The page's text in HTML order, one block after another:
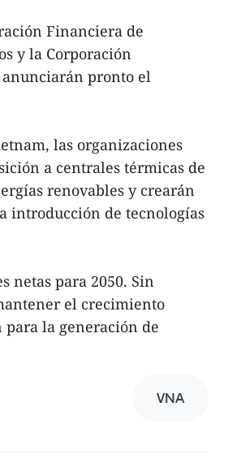
Financiera de
y la Corporación
anunciarán pronto el
las organizaciones
a centrales térmicas de
renovables y crearán
introducción de tecnologías
netas para 2050. Sin
el crecimiento
la generación de
VNA